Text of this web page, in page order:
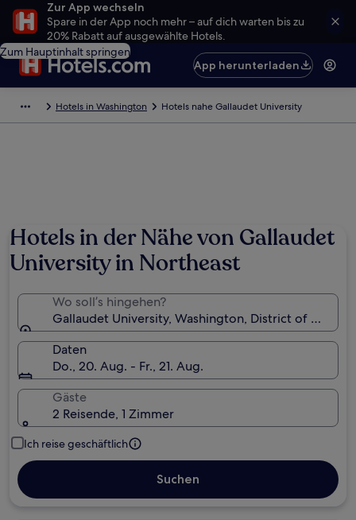
Zur App wechseln
Spare in der App noch mehr – auf dich warten bis zu
20% Rabatt auf ausgewählte Hotels.
Zum Hauptinhalt springen
App herunterladen
Hotels in Washington Hotels nahe Gallaudet University
Hotels in der Nähe von Gallaudet
University in Northeast
Wo soll’s hingehen?
Gallaudet University, Washington, District of
Daten
Do., 20. Aug. - Fr., 21. Aug.
Gäste
2 Reisende, 1 Zimmer
Ich reise geschäftlich
Suchen